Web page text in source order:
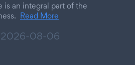
is an integral part of the
Read More
2026-08-06